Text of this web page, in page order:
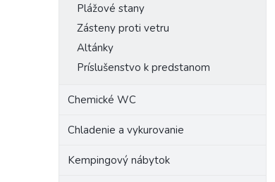
Plážové stany
Zásteny proti vetru
Altánky
Príslušenstvo k predstanom
Chemické WC
Chladenie a vykurovanie
Kempingový nábytok